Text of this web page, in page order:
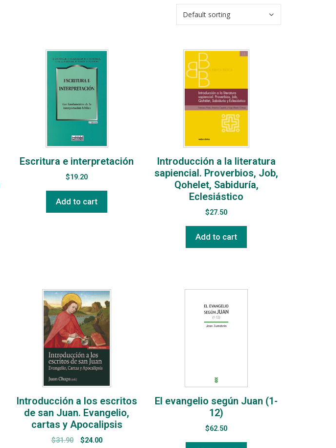
Escritura e interpretación
$19.20
Add to cart
Introducción a la literatura
sapiencial. Proverbios, Job,
Qohelet, Sabiduría,
Eclesiástico
$27.50
Add to cart
Introducción a los escritos
de san Juan. Evangelio,
cartas y Apocalipsis
$31.90 $24.00
El evangelio según Juan (1-
12)
$62.50